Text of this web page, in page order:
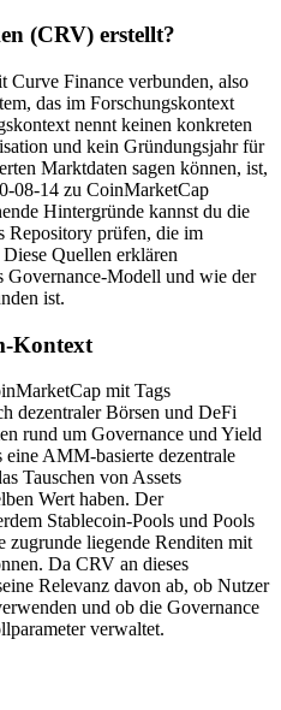
(CRV) erstellt?
Finance verbunden, also
das im Forschungskontext
nennt keinen konkreten
und kein Gründungsjahr für
Marktdaten sagen können, ist,
08-14 zu CoinMarketCap
Hintergründe kannst du die
Repository prüfen, die im
Quellen erklären
Governance-Modell und wie der
ist.
Kontext
mit Tags
dezentraler Börsen und DeFi
rund um Governance und Yield
AMM-basierte dezentrale
Tauschen von Assets
Wert haben. Der
Stablecoin-Pools und Pools
zugrunde liegende Renditen mit
Da CRV an dieses
Relevanz davon ab, ob Nutzer
und ob die Governance
verwaltet.